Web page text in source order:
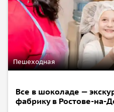
Пешеходная
Все в шоколаде —
фабрику в Ростове-на-